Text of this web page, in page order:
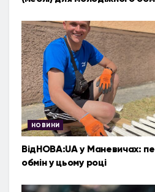
НОВИНИ
ВідНОВА:UA у Маневичах:
обмін у цьому році